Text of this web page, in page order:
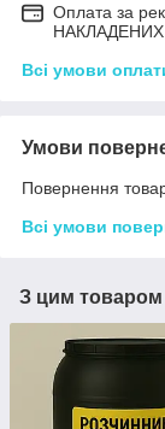
Оплата за
Всі умови
Умови
Повернення
Всі умови
З цим